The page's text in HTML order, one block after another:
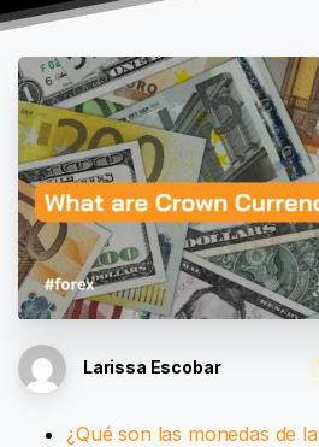
Larissa Escobar
¿Qué son las monedas de